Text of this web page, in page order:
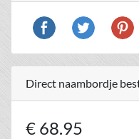
Direct naambordje
€ 68.95